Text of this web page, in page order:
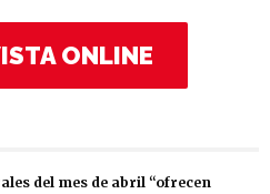
ONLINE
del mes de abril “ofrecen